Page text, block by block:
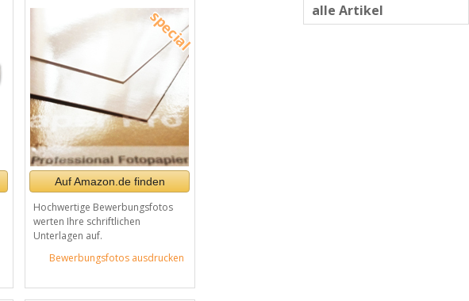
alle Artikel
Auf Amazon.de finden
Hochwertige Bewerbungsfotos
werten Ihre schriftlichen
Unterlagen auf.
Bewerbungsfotos ausdrucken